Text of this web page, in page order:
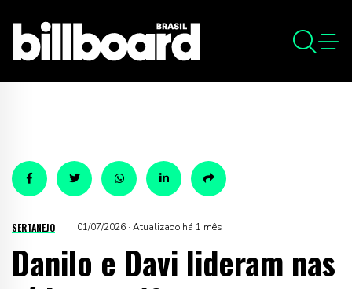
SERTANEJO 01/07/2026 · Atualizado há 1 mês
Danilo e Davi lideram nas